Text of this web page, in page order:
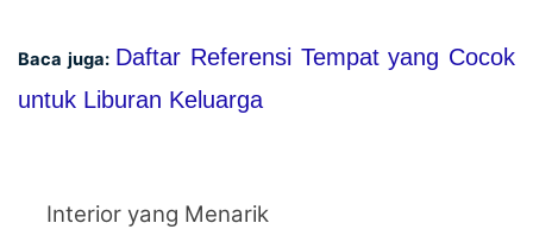
Baca juga: Daftar Referensi Tempat yang Cocok
untuk Liburan Keluarga
Interior yang Menarik